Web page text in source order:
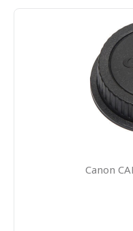
Canon